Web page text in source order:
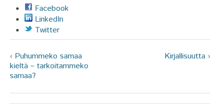
Facebook
LinkedIn
Twitter
‹ Puhummeko samaa
kieltä – tarkoitammeko
samaa?
Kirjallisuutta ›